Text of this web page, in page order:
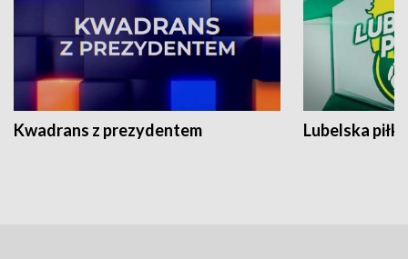
Kwadrans z prezydentem Lubelska piłka